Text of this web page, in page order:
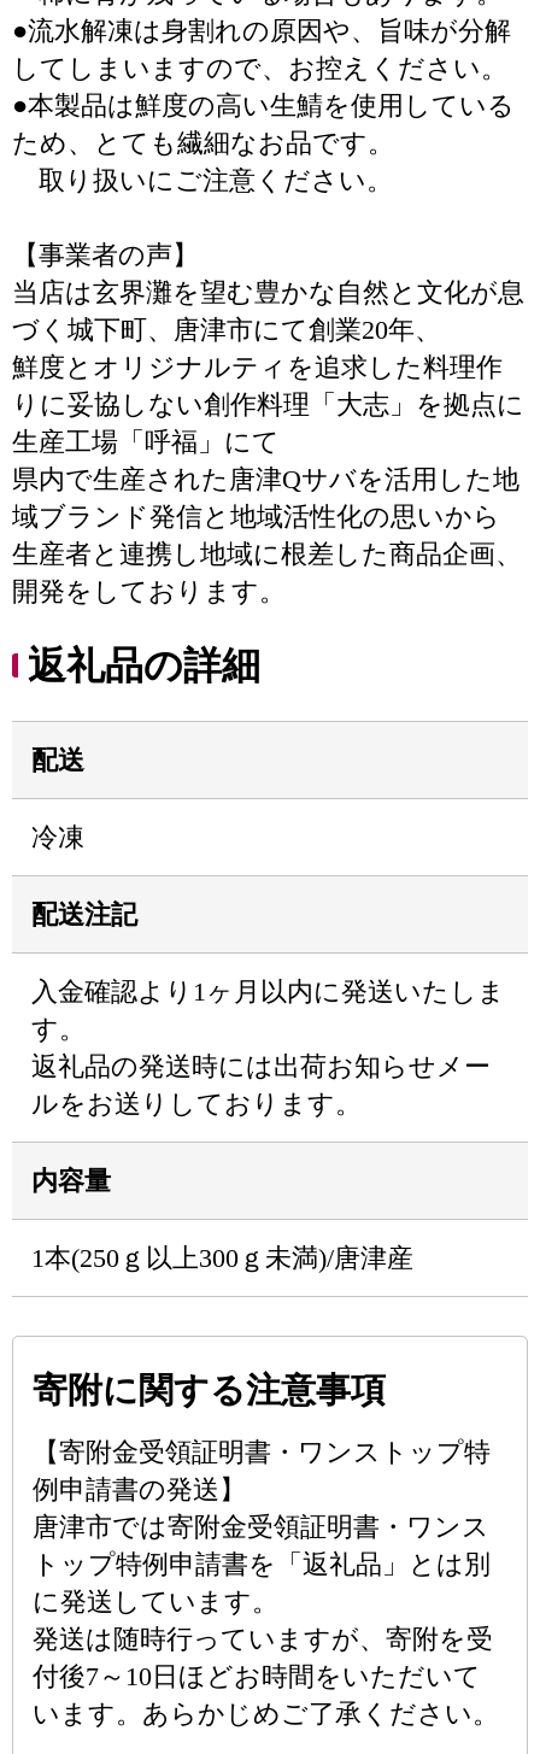
●流水解凍は身割れの原因や、旨味が分解
してしまいますので、お控えください。
●本製品は鮮度の高い生鯖を使用している
ため、とても繊細なお品です。
取り扱いにご注意ください。
【事業者の声】
当店は玄界灘を望む豊かな自然と文化が息
づく城下町、唐津市にて創業20年、
鮮度とオリジナルティを追求した料理作
りに妥協しない創作料理「大志」を拠点に
生産工場「呼福」にて
県内で生産された唐津Qサバを活用した地
域ブランド発信と地域活性化の思いから
生産者と連携し地域に根差した商品企画、
開発をしております。
返礼品の詳細
配送
冷凍
配送注記
入金確認より1ヶ月以内に発送いたしま
す。
返礼品の発送時には出荷お知らせメー
ルをお送りしております。
内容量
1本(250ｇ以上300ｇ未満)/唐津産
寄附に関する注意事項
【寄附金受領証明書・ワンストップ特
例申請書の発送】
唐津市では寄附金受領証明書・ワンス
トップ特例申請書を「返礼品」とは別
に発送しています。
発送は随時行っていますが、寄附を受
付後7～10日ほどお時間をいただいて
います。あらかじめご了承ください。